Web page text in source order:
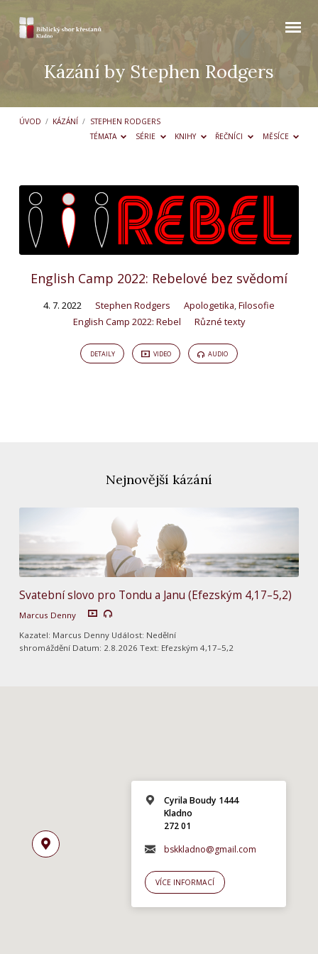
Kázání by Stephen Rodgers
ÚVOD / KÁZÁNÍ / STEPHEN RODGERS
TÉMATA
SÉRIE KNIHY ŘEČNÍCI MĚSÍCE
Kázání
by
Stephen
Rodgers
English Camp 2022: Rebelové bez svědomí
4. 7. 2022 Stephen Rodgers Apologetika Filosofie
English Camp 2022: Rebel
Různé texty
DETAILY VIDEO AUDIO
Nejnovější kázání
Svatební slovo pro Tondu a Janu (Efezským 4,17–5,2)
Marcus Denny
Kazatel: Marcus Denny Událost: Nedělní
shromáždění Datum: 2.8.2026 Text: Efezským 4,17–5,2
Cyrila Boudy 1444
Kladno
272 01
bskkladno@gmail.com
VÍCE INFORMACÍ